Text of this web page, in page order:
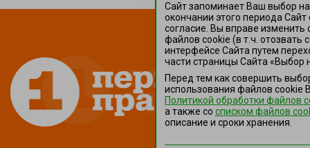
Сайт запоминает Ваш выбор
окончании этого периода
согласие. Вы вправе изменить
файлов сookie (в т.ч. отозвать
интерфейсе Сайта путем
части страницы Сайта «Выбор
Перед тем как совершить
использования файлов сookie
Политикой обработки файлов
а также co списком файлов
описание и сроки хранения.